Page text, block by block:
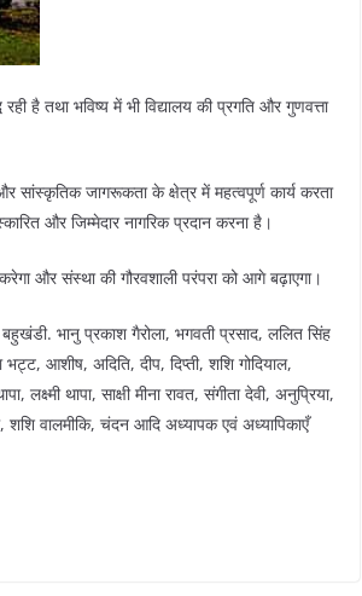
है तथा भविष्य में भी विद्यालय की प्रगति और गुणवत्ता
सांस्कृतिक जागरूकता के क्षेत्र में महत्वपूर्ण कार्य करता
और जिम्मेदार नागरिक प्रदान करना है।
और संस्था की गौरवशाली परंपरा को आगे बढ़ाएगा।
भानु प्रकाश गैरोला, भगवती प्रसाद, ललित सिंह
भट्ट, आशीष, अदिति, दीप, दिप्ती, शशि गोदियाल,
थापा, साक्षी मीना रावत, संगीता देवी, अनुप्रिया,
शशि वालमीकि, चंदन आदि अध्यापक एवं अध्यापिकाएँ